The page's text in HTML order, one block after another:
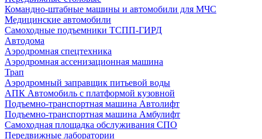
Командно-штабные машины и автомобили для МЧС
Медицинские автомобили
Самоходные подъемники ТСПП-ГИРД
Автодома
Аэродромная спецтехника
Аэродромная ассенизационная машина
Трап
Аэродромный заправщик питьевой воды
АПК Автомобиль с платформой кузовной
Подъемно-транспортная машина Автолифт
Подъемно-транспортная машина Амбулифт
Самоходная площадка обслуживания СПО
Передвижные лаборатории